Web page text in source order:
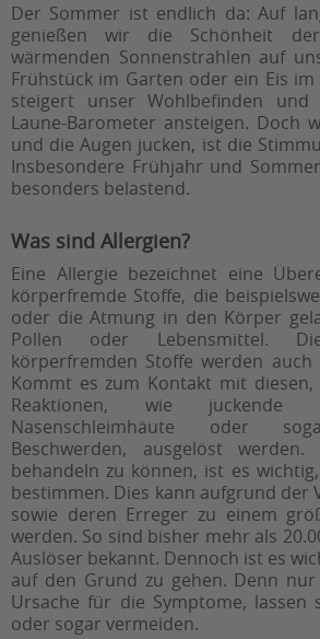
Der Sommer ist endlich da: Auf
genießen wir die Schönheit
wärmenden Sonnenstrahlen auf
Frühstück im Garten oder ein Eis im
steigert unser Wohlbefinden
Laune-Barometer ansteigen. Doch
und die Augen jucken, ist die
Insbesondere Frühjahr und
besonders belastend.
Was sind Allergien?
Eine Allergie bezeichnet eine
körperfremde Stoffe, die
oder die Atmung in den Körper
Pollen oder Lebensmittel.
körperfremden Stoffe werden auch
Kommt es zum Kontakt mit diesen,
Reaktionen, wie juckende
Nasenschleimhäute oder
Beschwerden, ausgelöst
behandeln zu können, ist es
bestimmen. Dies kann aufgrund der
sowie deren Erreger zu einem
werden. So sind bisher mehr als
Auslöser bekannt. Dennoch ist es
auf den Grund zu gehen. Denn
Ursache für die Symptome, lassen
oder sogar vermeiden.